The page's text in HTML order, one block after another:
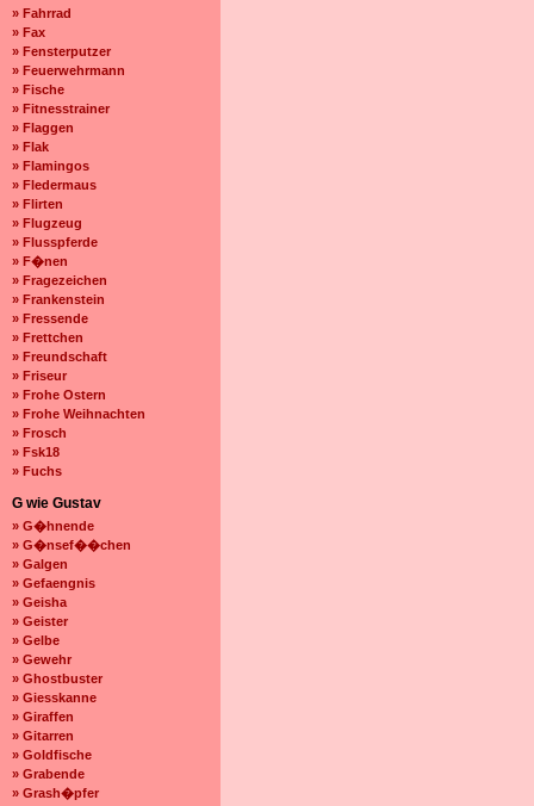
» Fahrrad
» Fax
» Fensterputzer
» Feuerwehrmann
» Fische
» Fitnesstrainer
» Flaggen
» Flak
» Flamingos
» Fledermaus
» Flirten
» Flugzeug
» Flusspferde
» F�nen
» Fragezeichen
» Frankenstein
» Fressende
» Frettchen
» Freundschaft
» Friseur
» Frohe Ostern
» Frohe Weihnachten
» Frosch
» Fsk18
» Fuchs
G wie Gustav
» G�hnende
» G�nsef��chen
» Galgen
» Gefaengnis
» Geisha
» Geister
» Gelbe
» Gewehr
» Ghostbuster
» Giesskanne
» Giraffen
» Gitarren
» Goldfische
» Grabende
» Grash�pfer